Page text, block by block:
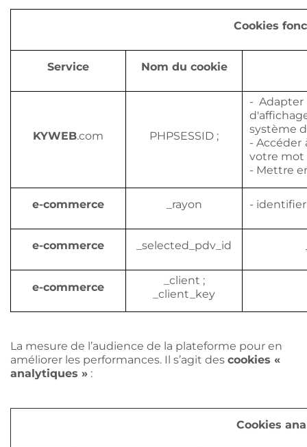
Cookies
Service Nom du cookie
KYWEB.com PHPSESSID ;
-
système
- Accéder
votre mot
- Mettre
e-commerce _rayon -
e-commerce _selected_pdv_id
e-commerce
_client ;
_client_key
La mesure de l’audience de la plateforme pour en
améliorer les performances. Il s’agit des cookies «
analytiques » :
Cookies